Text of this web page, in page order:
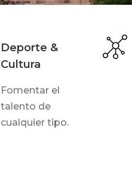
Deporte &
Cultura
Fomentar el
talento de
cualquier tipo.